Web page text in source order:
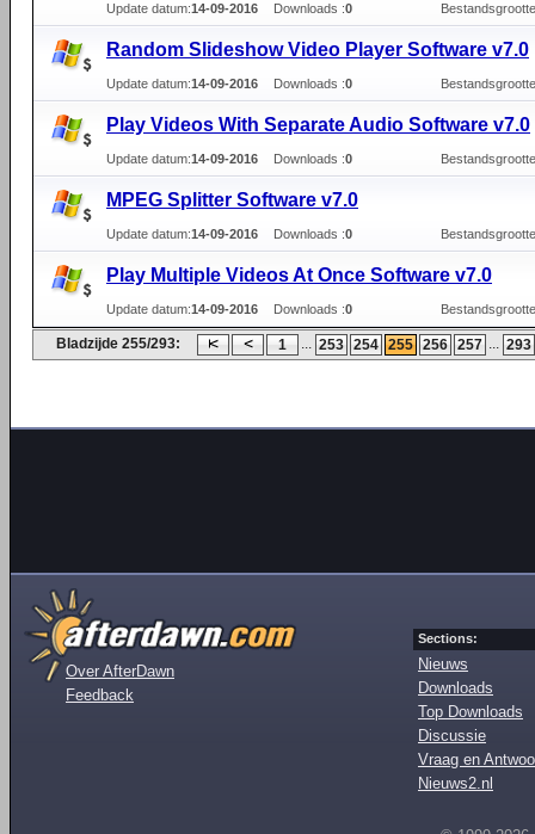
Update datum:14-09-2016 Downloads :0
Random Slideshow Video Player Software v7.0
Update datum:14-09-2016 Downloads :0
Play Videos With Separate Audio Software v7.0
Update datum:14-09-2016 Downloads :0
MPEG Splitter Software v7.0
Update datum:14-09-2016 Downloads :0
Play Multiple Videos At Once Software v7.0
Update datum:14-09-2016 Downloads :0
Bladzijde 255/293: 1 ... 253 254 255 256 257 ... 293
Over AfterDawn
Feedback
Sections:
Nieuws
Downloads
Top Downloads
Discussie
Vraag en
Nieuws2.nl